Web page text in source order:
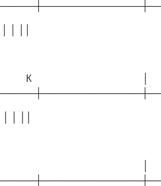
│ ││
К │
│ ││